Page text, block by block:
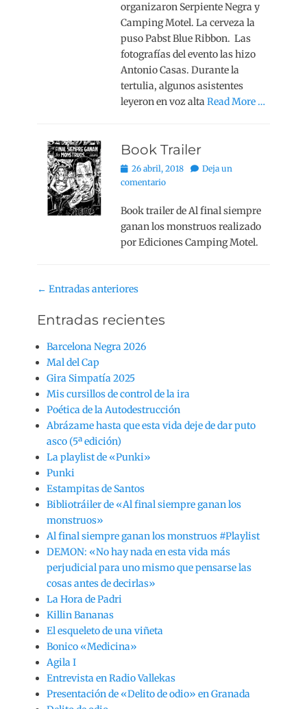
organizaron Serpiente Negra y
Camping Motel. La cerveza la
puso Pabst Blue Ribbon. Las
fotografías del evento las hizo
Antonio Casas. Durante la
tertulia, algunos asistentes
leyeron en voz altaRead More …
Book Trailer
Publicado
el
26 abril, 2018
Deja un
comentario
Book trailer de Al final siempre
ganan los monstruos realizado
por Ediciones Camping Motel.
Navegación
entradas
← Entradas anteriores
Entradas recientes
Barcelona Negra 2026
Mal del Cap
Gira Simpatía 2025
Mis cursillos de control de la ira
Poética de la Autodestrucción
Abrázame hasta que esta vida deje de dar puto
asco (5ª edición)
La playlist de «Punki»
Punki
Estampitas de Santos
Bibliotráiler de «Al final siempre ganan los
monstruos»
Al final siempre ganan los monstruos #Playlist
DEMON: «No hay nada en esta vida más
perjudicial para uno mismo que pensarse las
cosas antes de decirlas»
La Hora de Padri
Killin Bananas
El esqueleto de una viñeta
Bonico «Medicina»
Agila I
Entrevista en Radio Vallekas
Presentación de «Delito de odio» en Granada